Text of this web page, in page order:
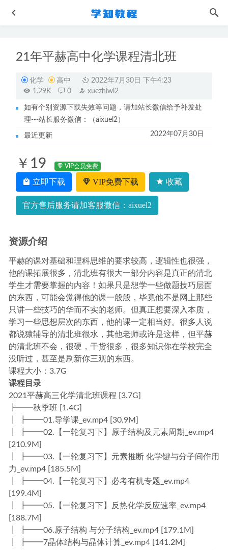
21年平赫高中化学课程清北班
化学 高中
2022年7月30日 下午4:23
1.29K
0 xuezhiwl2
如有个别资源下载失效等问题，请加站长微信给予补发处
理---站长服务微信：（aixuel2）
最近更新 2022年07月30日
￥19 VIP会员免费
立即下载 VIP免费下载 收藏
官方售后服务请加客服微信：aixuel2
资源介绍
平赫的课对基础和理科思维的要求较高，逻辑性也很强，
他的课拓展很多，清北班有很大一部分内容是真正的清北
学生才需要掌握的内容！如果只是想学一些做题技巧层面
的东西，可能会觉得他的课一般般，毕竟他不是网上那些
只讲一些技巧的华而不实的老师。但真正想要深入本质，
学习一些思想层次的东西，他的课一定相当好。很多人说
都说猿辅导的清北班很水，其他老师或许是这样，但平赫
的清北班不会，很硬，干货很多，很多知识你在学校完全
没听过，甚至是刷新你三观的东西。
课程大小：3.7G
课程目录
2021平赫高三化学清北班课程 [3.7G]
┣━━秋季班 [1.4G]
┃ ┣━━01.导学课_ev.mp4 [30.9M]
┃ ┣━━02.【一轮复习下】原子结构及元素周期_ev.mp4
[210.9M]
┃ ┣━━03.【一轮复习下】元素推断 化学键与分子间作用
力_ev.mp4 [185.5M]
┃ ┣━━04.【一轮复习下】必考有机专题_ev.mp4
[199.4M]
┃ ┣━━05.【一轮复习下】反热化学反应速率_ev.mp4
[188.7M]
┃ ┣━━06.原子结构 与分子结构_ev.mp4 [179.1M]
┃ ┣━━7晶体结构与晶体计算_ev.mp4 [141.2M]
作业帮陈晨/刘聪23年高二语文网课教程+讲义（暑假班+秋
季班） 2023-03-26
（暑假班+秋季班） 2022-12-11
高中历史网课教程段北辰23年高考历史视频教程全程班百度
云资源下载 2022-09-23
21年张艳平高中地理全年班视频教程 2022-07-31